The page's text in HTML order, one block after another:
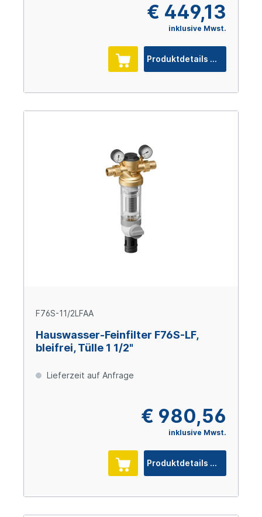
€ 449,13
inklusive Mwst.
Produktdetails
F76S-11/2LFAA
Hauswasser-Feinfilter F76S-LF,
bleifrei, Tülle 1 1/2"
Lieferzeit auf Anfrage
€ 980,56
inklusive Mwst.
Produktdetails